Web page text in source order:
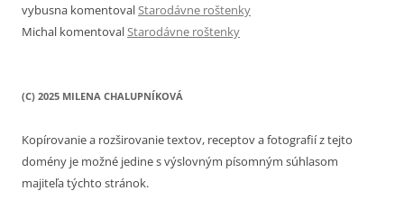
vybusna komentovalStarodávne roštenky
Michal komentovalStarodávne roštenky
(C) 2025 MILENA CHALUPNÍKOVÁ
Kopírovanie a rozširovanie textov, receptov a fotografií z tejto
domény je možné jedine s výslovným písomným súhlasom
majiteľa týchto stránok.